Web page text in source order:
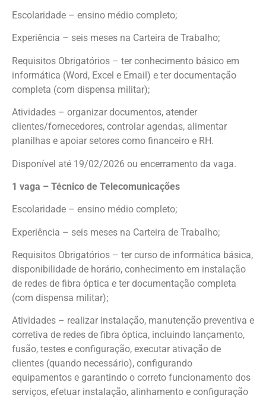
Escolaridade – ensino médio completo;
Experiência – seis meses na Carteira de Trabalho;
Requisitos Obrigatórios – ter conhecimento básico em
informática (Word, Excel e Email) e ter documentação
completa (com dispensa militar);
Atividades – organizar documentos, atender
clientes/fornecedores, controlar agendas, alimentar
planilhas e apoiar setores como financeiro e RH.
Disponível até 19/02/2026 ou encerramento da vaga.
1 vaga – Técnico de Telecomunicações
Escolaridade – ensino médio completo;
Experiência – seis meses na Carteira de Trabalho;
Requisitos Obrigatórios – ter curso de informática básica,
disponibilidade de horário, conhecimento em instalação
de redes de fibra óptica e ter documentação completa
(com dispensa militar);
Atividades – realizar instalação, manutenção preventiva e
corretiva de redes de fibra óptica, incluindo lançamento,
fusão, testes e configuração, executar ativação de
clientes (quando necessário), configurando
equipamentos e garantindo o correto funcionamento dos
serviços, efetuar instalação, alinhamento e configuração